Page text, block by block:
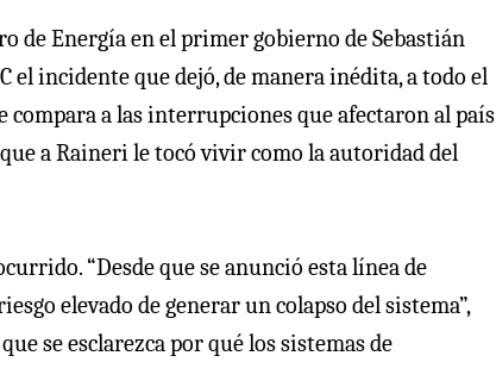
Energía en el primer gobierno de Sebastián
el incidente que dejó, de manera inédita, a todo el
a las interrupciones que afectaron al país
a Raineri le tocó vivir como la autoridad del
“Desde que se anunció esta línea de
elevado de generar un colapso del sistema”,
se esclarezca por qué los sistemas de